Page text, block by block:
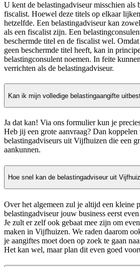
U kent de belastingadviseur misschien als
fiscalist. Hoewel deze titels op elkaar
hetzelfde. Een belastingadviseur kan
als een fiscalist zijn. Een
beschermde titel en de fiscalist wel.
geen beschermde titel heeft, kan in
belastingconsulent noemen. In feite
verrichten als de belastingadviseur.
Kan ik mijn volledige belastingaangifte
Ja dat kan! Via ons formulier kun je
Heb jij een grote aanvraag? Dan koppelen
belastingadviseurs uit Vijfhuizen die een
aankunnen.
Hoe snel kan de belastingadviseur uit
Over het algemeen zul je altijd een kleine
belastingadviseur jouw business eerst
Je zult er zelf ook gebaat mee zijn om
maken in Vijfhuizen. We raden daarom
je aangiftes moet doen op zoek te gaan
Het kan wel, maar plan dit even goed